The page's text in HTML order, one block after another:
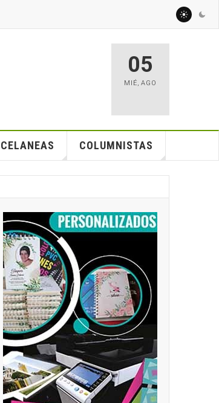
05
MIÉ, AGO
COLUMNISTAS